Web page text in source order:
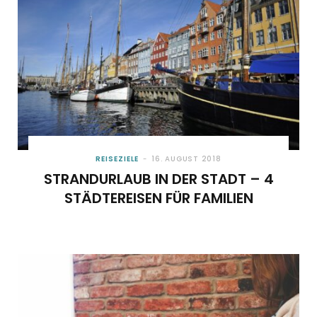
REISEZIELE 16. AUGUST 2018
STRANDURLAUB IN DER STADT – 4
STÄDTEREISEN FÜR FAMILIEN